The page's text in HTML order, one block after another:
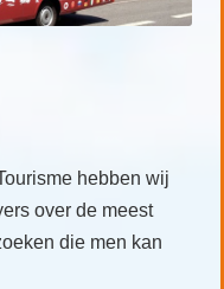
hebben wij
over de meest
die men kan